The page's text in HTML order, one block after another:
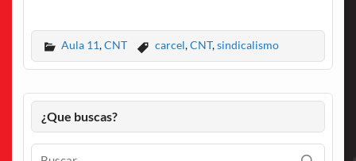
Aula 11,CNT carcel,CNT,sindicalismo
¿Que buscas?